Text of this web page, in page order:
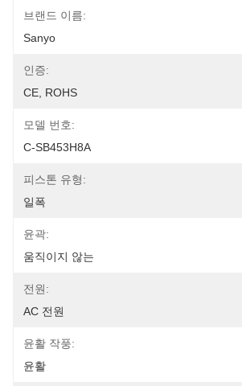
브랜드 이름:
Sanyo
인증:
CE, ROHS
모델 번호:
C-SB453H8A
피스톤 유형:
일폭
윤곽:
움직이지 않는
전원:
AC 전원
윤활 작풍:
윤활